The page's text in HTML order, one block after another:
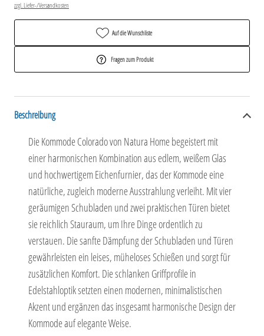
zzgl. Liefer-/Versandkosten
Auf die Wunschliste
Fragen zum Produkt
Beschreibung
Die Kommode Colorado von Natura Home begeistert mit
einer harmonischen Kombination aus edlem, weißem Glas
und hochwertigem Eichenfurnier, das der Kommode eine
natürliche, zugleich moderne Ausstrahlung verleiht. Mit vier
geräumigen Schubladen und zwei praktischen Türen bietet
sie reichlich Stauraum, um Ihre Dinge ordentlich zu
verstauen. Die sanfte Dämpfung der Schubladen und Türen
gewährleisten ein leises, müheloses Schießen und sorgt für
zusätzlichen Komfort. Die schlanken Griffprofile in
Edelstahloptik setzten einen modernen, minimalistischen
Akzent und ergänzen das insgesamt harmonische Design der
Kommode auf elegante Weise.